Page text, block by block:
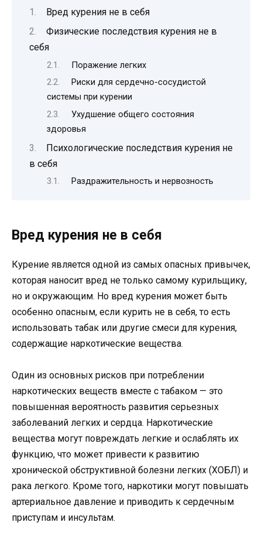
Вред курения не в себя
Физические последствия курения не в
себя
Поражение легких
Риски для сердечно-сосудистой
системы при курении
Ухудшение общего состояния
здоровья
Психологические последствия курения не
в себя
Раздражительность и нервозность
Вред курения не в себя
Курение является одной из самых опасных привычек,
которая наносит вред не только самому курильщику,
но и окружающим. Но вред курения может быть
особенно опасным, если курить не в себя, то есть
использовать табак или другие смеси для курения,
содержащие наркотические вещества.
Один из основных рисков при потреблении
наркотических веществ вместе с табаком — это
повышенная вероятность развития серьезных
заболеваний легких и сердца. Наркотические
вещества могут повреждать легкие и ослаблять их
функцию, что может привести к развитию
хронической обструктивной болезни легких (ХОБЛ) и
рака легкого. Кроме того, наркотики могут повышать
артериальное давление и приводить к сердечным
приступам и инсультам.